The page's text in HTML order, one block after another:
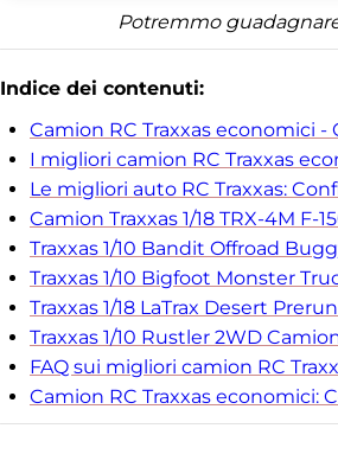
Potremmo
Indice dei contenuti:
Camion RC Traxxas economici -
I migliori camion RC Traxxas
Le migliori auto RC Traxxas:
Camion Traxxas 1/18 TRX-4M F-
Traxxas 1/10 Bandit Offroad
Traxxas 1/10 Bigfoot Monster
Traxxas 1/18 LaTrax Desert
Traxxas 1/10 Rustler 2WD
FAQ sui migliori camion RC
Camion RC Traxxas economici: